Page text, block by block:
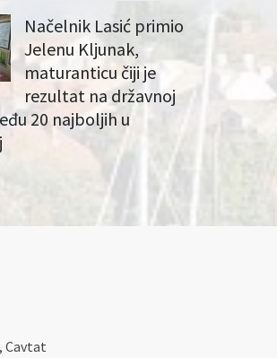
Načelnik Lasić primio
Jelenu Kljunak,
maturanticu čiji je
rezultat na državnoj
20 najboljih u
Cavtat